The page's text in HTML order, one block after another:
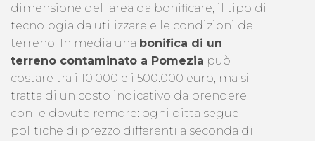
dimensione dell’area da bonificare, il tipo di
tecnologia da utilizzare e le condizioni del
terreno. In media una bonifica di un
terreno contaminato a Pomezia può
costare tra i 10.000 e i 500.000 euro, ma si
tratta di un costo indicativo da prendere
con le dovute remore: ogni ditta segue
politiche di prezzo differenti a seconda di